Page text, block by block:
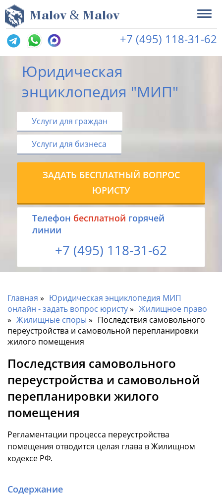
Malov & Malov
+7 (495) 118-31-62
Юридическая
энциклопедия "МИП"
Услуги для граждан
Услуги для бизнеса
ЗАДАТЬ БЕСПЛАТНЫЙ ВОПРОС
ЮРИСТУ
Tелефон бесплатной горячей
линии
+7 (495) 118-31-62
Главная
Юридическая энциклопедия МИП
онлайн - задать вопрос юристу
Жилищное право
Жилищные споры
Последствия самовольного
переустройства и самовольной перепланировки
жилого помещения
Последствия самовольного
переустройства и самовольной
перепланировки жилого
помещения
Регламентации процесса переустройства
помещения отводится целая глава в Жилищном
кодексе РФ.
Содержание